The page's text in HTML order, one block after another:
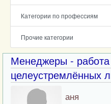
Категории по профессиям
Прочие категории
Менеджеры -
целеустремлённых
аня